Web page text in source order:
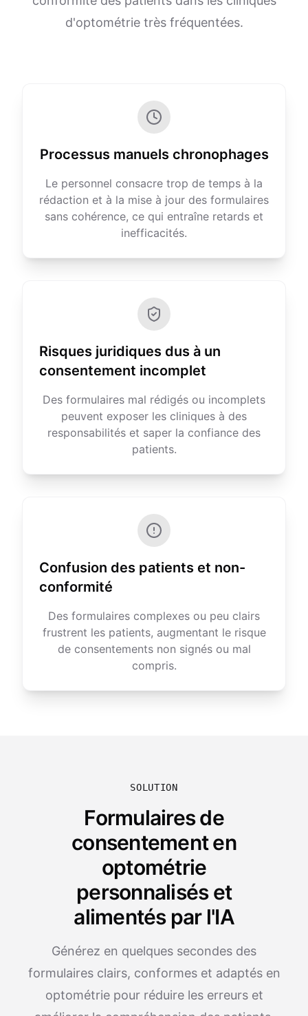
d'optométrie très fréquentées.
Processus manuels chronophages
Le personnel consacre trop de temps à la
rédaction et à la mise à jour des formulaires
sans cohérence, ce qui entraîne retards et
inefficacités.
Risques juridiques dus à un
consentement incomplet
Des formulaires mal rédigés ou incomplets
peuvent exposer les cliniques à des
responsabilités et saper la confiance des
patients.
Confusion des patients et non-
conformité
Des formulaires complexes ou peu clairs
frustrent les patients, augmentant le risque
de consentements non signés ou mal
compris.
SOLUTION
Formulaires de
consentement en
optométrie
personnalisés et
alimentés par l'IA
Générez en quelques secondes des
formulaires clairs, conformes et adaptés en
optométrie pour réduire les erreurs et